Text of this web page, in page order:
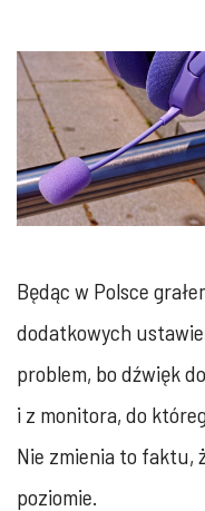
Będąc w Polsce
dodatkowych
problem, bo dźwięk
i z monitora, do
Nie zmienia to faktu,
poziomie.